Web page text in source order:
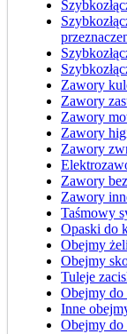
Zawory
Zawory
Zawory
Zawory
Zawory
Zawory
Zawory
Taśmowy
Opaski do
Obejmy
Obejmy
Tuleje
Obejmy
Inne
Obejmy do